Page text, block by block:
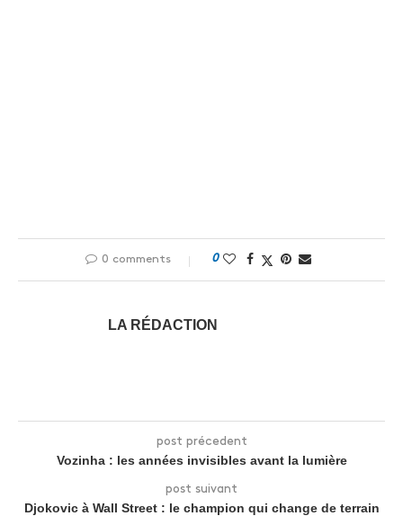
0 comments 0
LA RÉDACTION
post précedent
Vozinha : les années invisibles avant la lumière
post suivant
Djokovic à Wall Street : le champion qui change de terrain